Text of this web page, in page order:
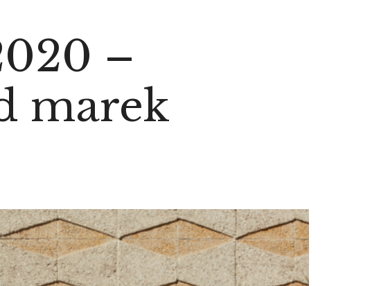
–
marek